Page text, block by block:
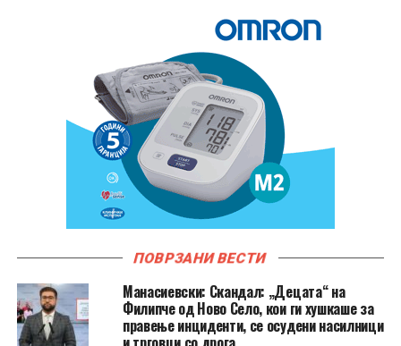
ПОВРЗАНИ ВЕСТИ
Манасиевски: Скандал: „Децата“ на
Филипче од Ново Село, кои ги хушкаше за
правење инциденти, се осудени насилници